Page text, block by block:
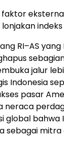
indeks
RI–AS
jalur
Indonesia
pasar
neraca
global bahwa
sebagai mitra